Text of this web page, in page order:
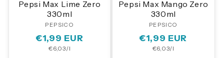
Pepsi Max Lime Zero
330ml
Anbieter:
PEPSICO
Normaler
Preis
€1,99 EUR
Grundpreis
€6,03/l
Pepsi Max Mango Zero
330ml
Anbieter:
PEPSICO
Normaler
Preis
€1,99 EUR
Grundpreis
€6,03/l